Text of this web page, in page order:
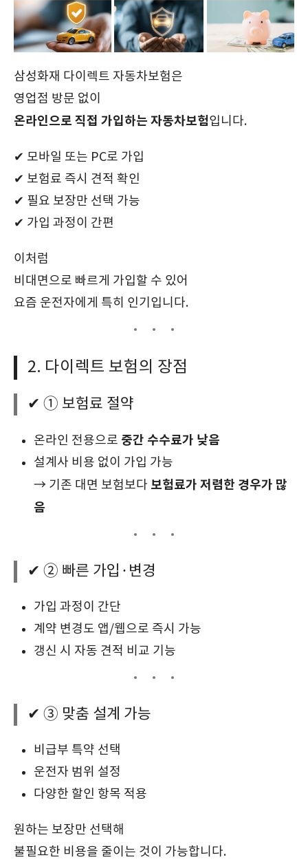
삼성화재 다이렉트 자동차보험은
영업점 방문 없이
온라인으로 직접 가입하는 자동차보험입니다.
✔ 모바일 또는 PC로 가입
✔ 보험료 즉시 견적 확인
✔ 필요 보장만 선택 가능
✔ 가입 과정이 간편
이처럼
비대면으로 빠르게 가입할 수 있어
요즘 운전자에게 특히 인기입니다.
2. 다이렉트 보험의 장점
✔ ① 보험료 절약
온라인 전용으로 중간 수수료가 낮음
설계사 비용 없이 가입 가능
→ 기존 대면 보험보다 보험료가 저렴한 경우가 많
음
✔ ② 빠른 가입·변경
가입 과정이 간단
계약 변경도 앱/웹으로 즉시 가능
갱신 시 자동 견적 비교 기능
✔ ③ 맞춤 설계 가능
비급부 특약 선택
운전자 범위 설정
다양한 할인 항목 적용
원하는 보장만 선택해
불필요한 비용을 줄이는 것이 가능합니다.